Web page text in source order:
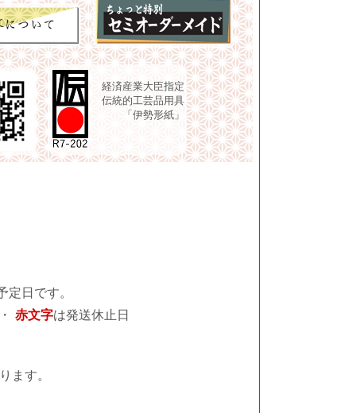
経済産業大臣指定
伝統的工芸品用具
「伊勢形紙」
定日です。
赤文字は発送休止日
ます。